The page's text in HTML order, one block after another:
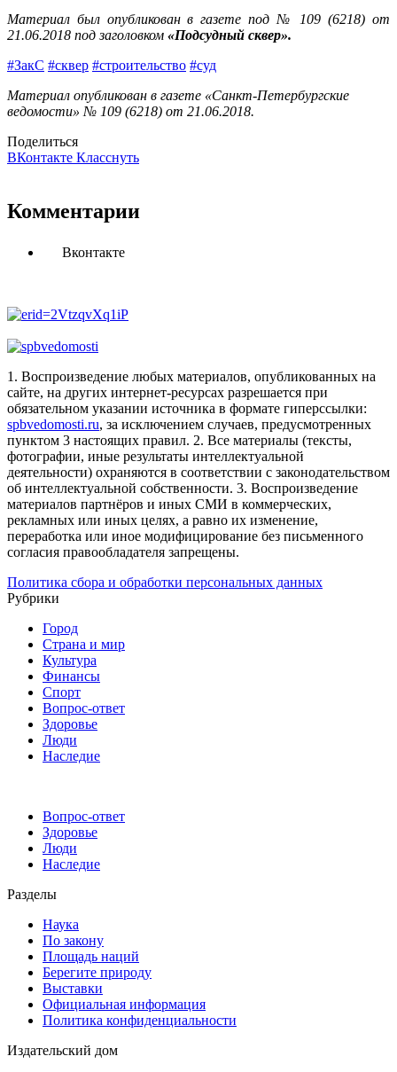
Материал был опубликован в газете под № 109 (6218) от
21.06.2018 под заголовком «Подсудный сквер».
#ЗакС #сквер #строительство #суд
Материал опубликован в газете «Санкт-Петербургские
ведомости» № 109 (6218) от 21.06.2018.
Поделиться
ВКонтакте Класснуть
Комментарии
Вконтакте
1. Воспроизведение любых материалов, опубликованных на
сайте, на других интернет-ресурсах разрешается при
обязательном указании источника в формате гиперссылки:
spbvedomosti.ru, за исключением случаев, предусмотренных
пунктом 3 настоящих правил. 2. Все материалы (тексты,
фотографии, иные результаты интеллектуальной
деятельности) охраняются в соответствии с законодательством
об интеллектуальной собственности. 3. Воспроизведение
материалов партнёров и иных СМИ в коммерческих,
рекламных или иных целях, а равно их изменение,
переработка или иное модифицирование без письменного
согласия правообладателя запрещены.
Политика сбора и обработки персональных данных
Рубрики
Город
Страна и мир
Культура
Финансы
Спорт
Вопрос-ответ
Здоровье
Люди
Наследие
Вопрос-ответ
Здоровье
Люди
Наследие
Разделы
Наука
По закону
Площадь наций
Берегите природу
Выставки
Официальная информация
Политика конфиденциальности
Издательский дом